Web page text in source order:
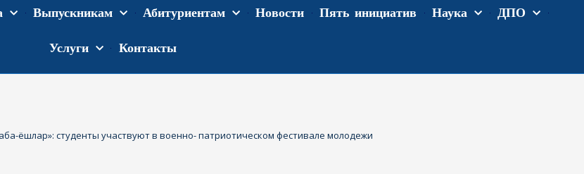
Выпускникам Абитуриентам Новости Пять инициатив Наука ДПО
Услуги Контакты
ёшлар»: студенты участвуют в военно- патриотическом фестивале молодежи